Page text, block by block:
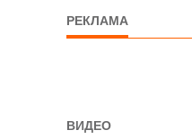
РЕКЛАМА
ВИДЕО